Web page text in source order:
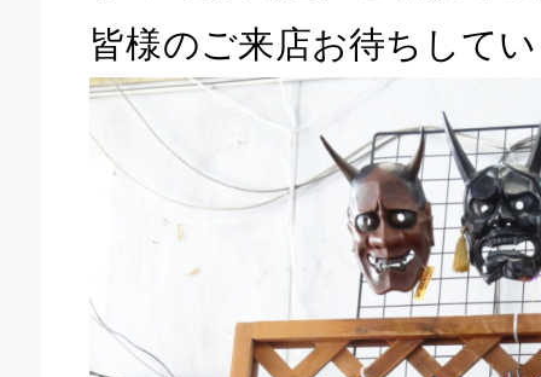
皆様のご来店お待ちして
ドキ 磐田店